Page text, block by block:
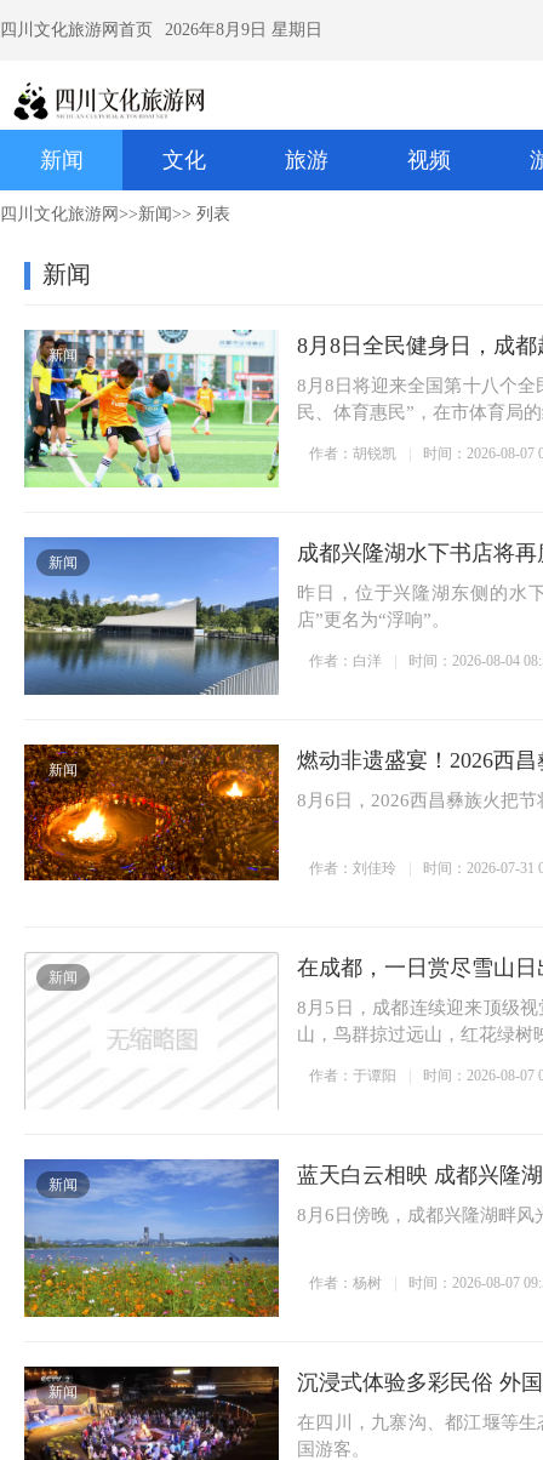
四川文化旅游网首页 2026年8月9日 星期日
新闻 文化 旅游 视频
四川文化旅游网 >>新闻>> 列表
新闻
新闻 8月8日全民健身日，成
8月8日将迎来全国第十八个
民、体育惠民”，在市体育局
作者：胡锐凯 时间：2026-08-07
新闻 成都兴隆湖水下书店将再
昨日，位于兴隆湖东侧的水
店”更名为“浮响”。
作者：白洋 时间：2026-08-04
新闻 燃动非遗盛宴！2026西
8月6日，2026西昌彝族火把
作者：刘佳玲 时间：2026-07-31
新闻 在成都，一日赏尽雪山
8月5日，成都连续迎来顶级
山，鸟群掠过远山，红花绿树
作者：于谭阳 时间：2026-08-07
新闻 蓝天白云相映 成都兴隆
8月6日傍晚，成都兴隆湖畔风
作者：杨树 时间：2026-08-07
新闻 沉浸式体验多彩民俗 外
在四川，九寨沟、都江堰等
国游客。
所惠民开放
6日启幕
卡